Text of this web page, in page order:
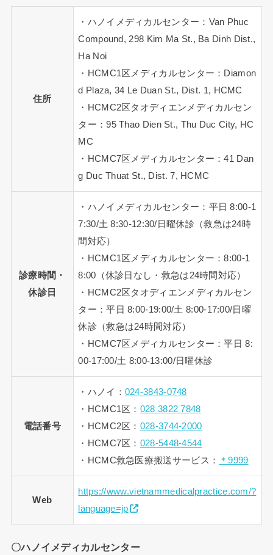
住所
・ハノイメディカルセンター：Van Phuc
Compound, 298 Kim Ma St., Ba Dinh Dist.,
Ha Noi
・HCMC1区メディカルセンター：Diamon
d Plaza, 34 Le Duan St., Dist. 1, HCMC
・HCMC2区タオディエンメディカルセン
ター：95 Thao Dien St., Thu Duc City, HC
MC
・HCMC7区メディカルセンター：41 Dan
g Duc Thuat St., Dist. 7, HCMC
診療時間・
休診日
・ハノイメディカルセンター：平日 8:00-1
7:30/土 8:30-12:30/日曜休診（救急は24時
間対応）
・HCMC1区メディカルセンター：8:00-1
8:00（休診日なし・救急は24時間対応）
・HCMC2区タオディエンメディカルセン
ター：平日 8:00-19:00/土 8:00-17:00/日曜
休診（救急は24時間対応）
・HCMC7区メディカルセンター：平日 8:
00-17:00/土 8:00-13:00/日曜休診
電話番号
・ハノイ： 024-3843-0748
・HCMC1区： 028 3822 7848
・HCMC2区： 028-3744-2000
・HCMC7区： 028-5448-4544
・HCMC救急医療搬送サービス：
＊9999
Web
https://www.vietnammedicalpractice.com/?
language=jp
〇ハノイメディカルセンター